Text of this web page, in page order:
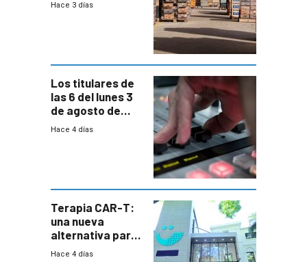
Hace 3 días
Los titulares de
las 6 del lunes 3
de agosto de
2026
Hace 4 días
Terapia CAR-T:
una nueva
alternativa para
niños y
Hace 4 días